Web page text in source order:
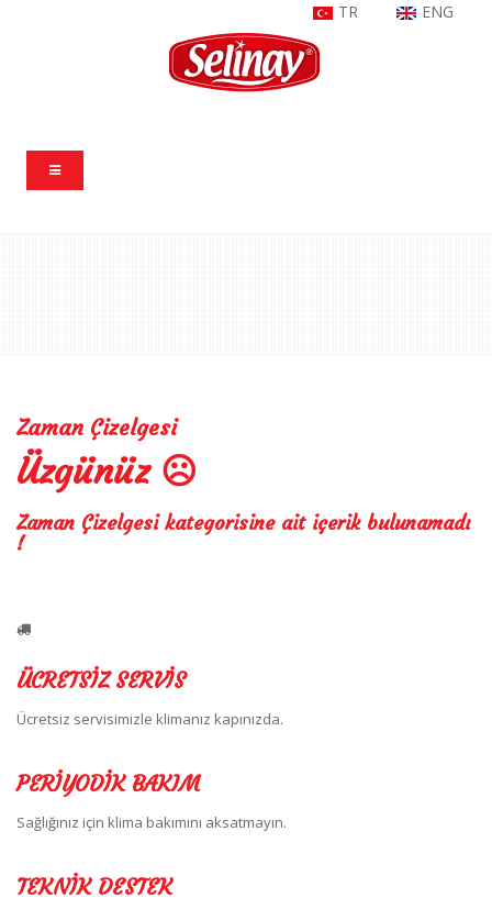
TR ENG
Zaman Çizelgesi
Üzgünüz ☹
Zaman Çizelgesikategorisine ait içerik bulunamadı
!
ÜCRETSİZ SERVİS
Ücretsiz servisimizle klimanız kapınızda.
PERİYODİK BAKIM
Sağlığınız için klima bakımını aksatmayın.
TEKNİK DESTEK